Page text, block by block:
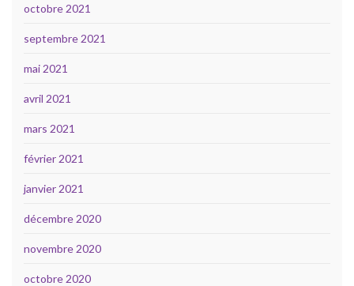
octobre 2021
septembre 2021
mai 2021
avril 2021
mars 2021
février 2021
janvier 2021
décembre 2020
novembre 2020
octobre 2020